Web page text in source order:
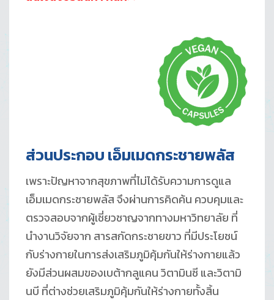
ส่วนประกอบ เอ็มเมดกระชายพลัส
เพราะปัญหาจากสุขภาพที่ไม่ได้รับความการดูแล
เอ็มเมดกระชายพลัส จึงผ่านการคิดค้น ควบคุมและ
ตรวจสอบจากผู้เชี่ยวชาญจากทางมหาวิทยาลัย ที่
นำงานวิจัยจาก สารสกัดกระชายขาว ที่มีประโยชน์
กับร่างกายในการส่งเสริมภูมิคุ้มกันให้ร่างกายแล้ว
ยังมีส่วนผสมของเบต้ากลูแคน วิตามินซี และวิตามิ
นบี ที่ต่างช่วยเสริมภูมิคุ้มกันให้ร่างกายทั้งสิ้น